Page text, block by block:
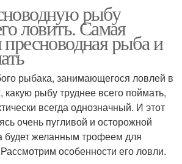
рыбу
ловить. Самая
рыба и
рыбака, занимающегося ловлей в
рыбу труднее всего поймать,
всегда однозначный. И этот
очень пугливой и осторожной
будет желанным трофеем для
особенности его ловли.